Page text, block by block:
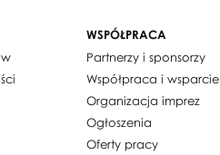
WSPÓŁPRACA
Partnerzy i sponsorzy
Współpraca i wsparcie
Organizacja imprez
Ogłoszenia
Oferty pracy